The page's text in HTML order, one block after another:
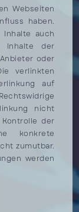
Webseiten
haben.
auch
Inhalte der
oder
verlinkten
auf
nicht
der
konkrete
zumutbar.
werden